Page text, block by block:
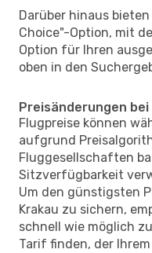
Darüber hinaus
Choice"-Option, mit
Option für Ihren
oben in den
Preisänderungen
Flugpreise können
aufgrund
Fluggesellschaften
Sitzverfügbarkeit
Um den günstigsten
Krakau zu sichern,
schnell wie möglich
Tarif finden, der